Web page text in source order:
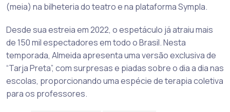
(meia) na bilheteria do teatro e na plataforma Sympla.
Desde sua estreia em 2022, o espetáculo já atraiu mais
de 150 mil espectadores em todo o Brasil. Nesta
temporada, Almeida apresenta uma versão exclusiva de
“Tarja Preta”, com surpresas e piadas sobre o dia a dia nas
escolas, proporcionando uma espécie de terapia coletiva
para os professores.